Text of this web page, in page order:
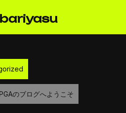
のブログへようこそ